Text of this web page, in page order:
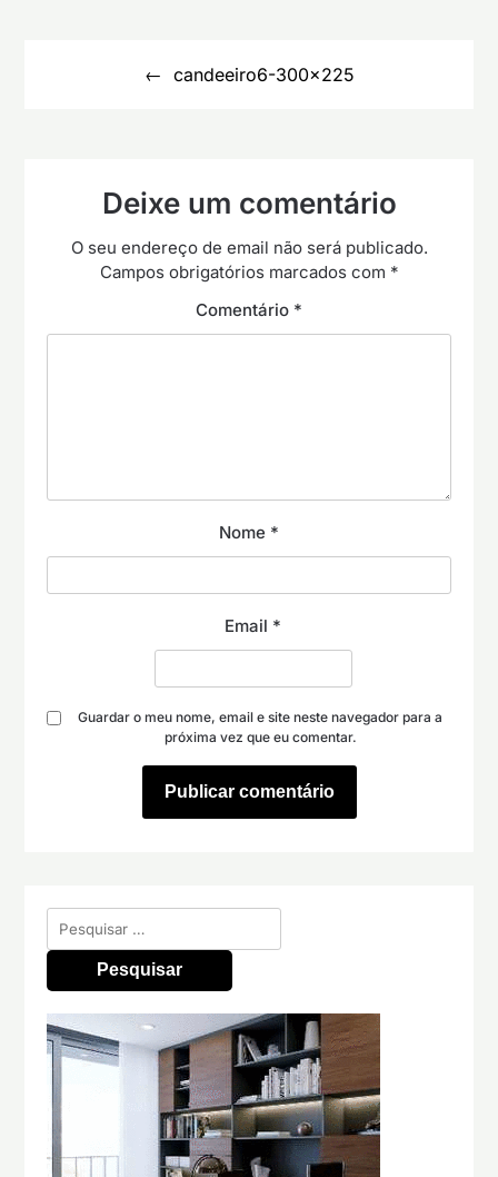
candeeiro6-300×225
Deixe um comentário
O seu endereço de email não será publicado.
Campos obrigatórios marcados com *
Comentário *
Nome *
Email *
Guardar o meu nome, email e site neste navegador para a
próxima vez que eu comentar.
Pesquisar
por: